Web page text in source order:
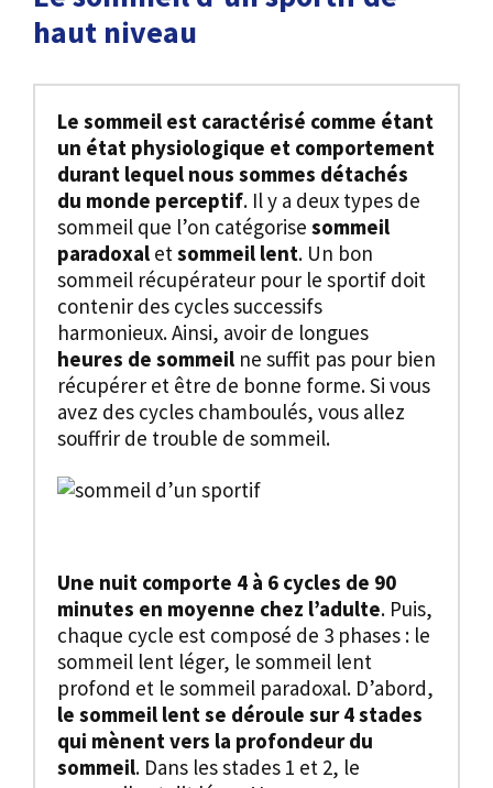
haut niveau
Le sommeil est caractérisé comme étant
un état physiologique et comportement
durant lequel nous sommes détachés
du monde perceptif. Il y a deux types de
sommeil que l’on catégorise sommeil
paradoxal et sommeil lent. Un bon
sommeil récupérateur pour le sportif doit
contenir des cycles successifs
harmonieux. Ainsi, avoir de longues
heures de sommeil ne suffit pas pour bien
récupérer et être de bonne forme. Si vous
avez des cycles chamboulés, vous allez
souffrir de trouble de sommeil.
Une nuit comporte 4 à 6 cycles de 90
minutes en moyenne chez l’adulte. Puis,
chaque cycle est composé de 3 phases : le
sommeil lent léger, le sommeil lent
profond et le sommeil paradoxal. D’abord,
le sommeil lent se déroule sur 4 stades
qui mènent vers la profondeur du
sommeil. Dans les stades 1 et 2, le